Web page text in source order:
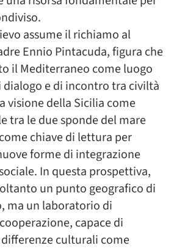
assume il richiamo al
Ennio Pintacuda, figura che
il Mediterraneo come luogo
e di incontro tra civiltà
visione della Sicilia come
tra le due sponde del mare
chiave di lettura per
forme di integrazione
In questa prospettiva,
un punto geografico di
ma un laboratorio di
capace di
culturali come